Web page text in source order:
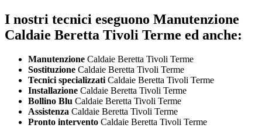
I nostri tecnici eseguono Manutenzione
Caldaie Beretta Tivoli Terme ed anche:
Manutenzione Caldaie Beretta Tivoli Terme
Sostituzione Caldaie Beretta Tivoli Terme
Tecnici specializzatiCaldaie Beretta Tivoli Terme
Installazione Caldaie Beretta Tivoli Terme
Bollino Blu Caldaie Beretta Tivoli Terme
Assistenza Caldaie Beretta Tivoli Terme
Pronto intervento Caldaie Beretta Tivoli Terme